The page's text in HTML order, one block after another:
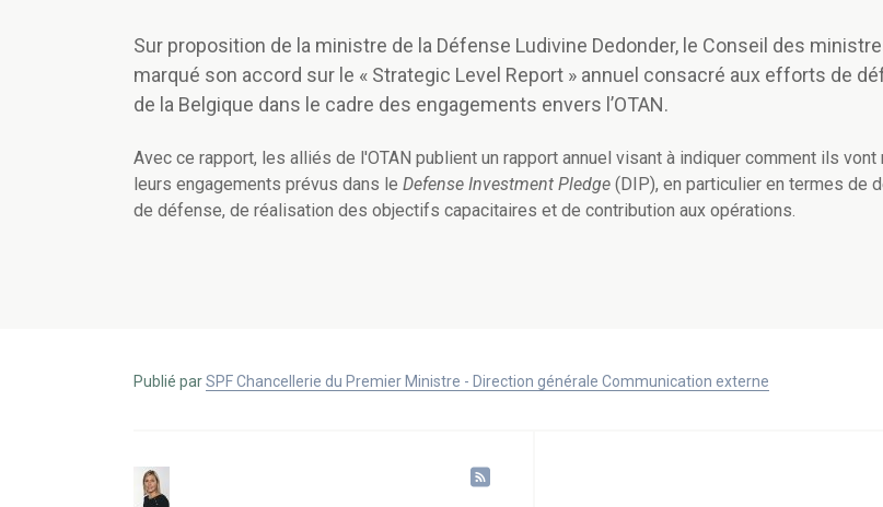
Sur proposition de la ministre de la Défense Ludivine Dedonder, le Conseil des
marqué son accord sur le « Strategic Level Report » annuel consacré aux efforts de
de la Belgique dans le cadre des engagements envers l’OTAN.
Avec ce rapport, les alliés de l'OTAN publient un rapport annuel visant à indiquer comment ils vont
leurs engagements prévus dans le Defense Investment Pledge (DIP), en particulier en termes de
de défense, de réalisation des objectifs capacitaires et de contribution aux opérations.
Publié parSPF Chancellerie du Premier Ministre - Direction générale Communication externe